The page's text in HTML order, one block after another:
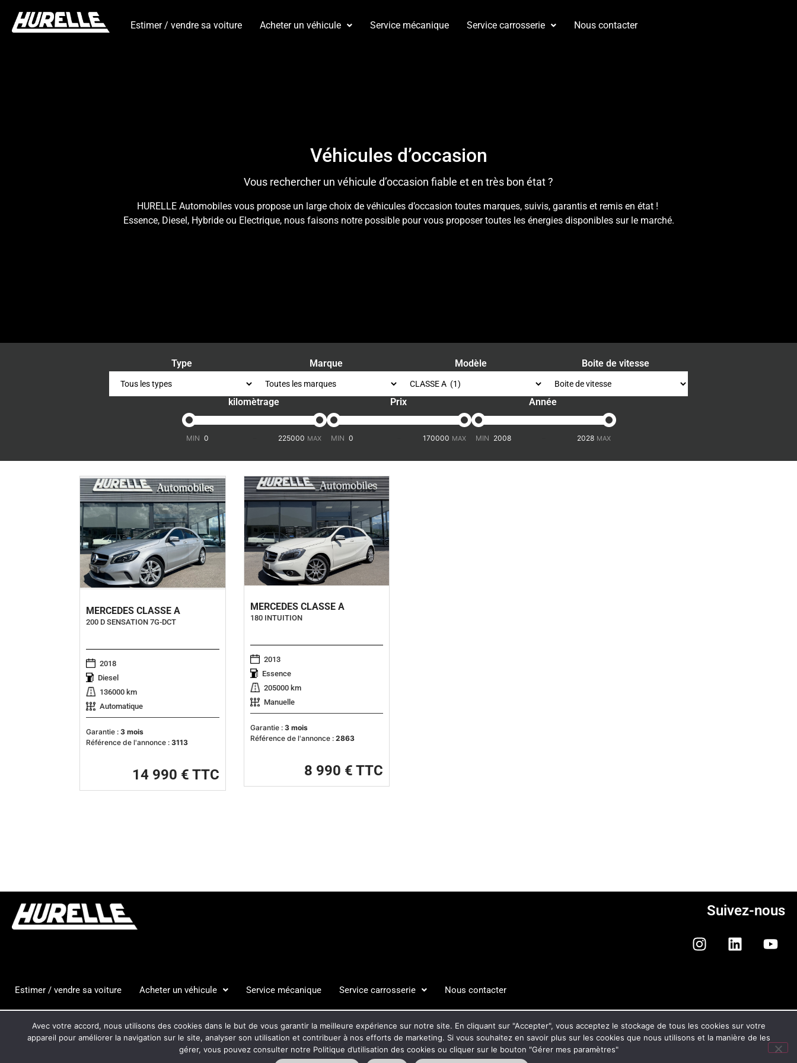
Estimer / vendre sa voiture Acheter un véhicule Service mécanique Service carrosserie Nous contacter
Véhicules d’occasion
Vous rechercher un véhicule d’occasion fiable et en très bon état ?
HURELLE Automobiles vous propose un large choix de véhicules d’occasion toutes marques, suivis, garantis et remis en état !
Essence, Diesel, Hybride ou Electrique, nous faisons notre possible pour vous proposer toutes les énergies disponibles sur le marché.
Type Marque Modèle Boite de vitesse
kilomètrage Prix Année
MERCEDES CLASSE A
200 D SENSATION 7G-DCT
2018
Diesel
136000 km
Automatique
Garantie :3 mois
Référence de l'annonce :3113
14 990 € TTC
MERCEDES CLASSE A
180 INTUITION
2013
Essence
205000 km
Manuelle
Garantie : 3 mois
Référence de l'annonce : 2863
8 990 € TTC
Suivez-nous
Estimer / vendre sa voiture Acheter un véhicule Service mécanique Service carrosserie Nous contacter
HURELLE
AUTOMOBILES
CGV MENTIONS LÉGALES POLITIQUE DE CONFIDENTIALITÉ ET DES COOKIES
Avec votre accord, nous utilisons des cookies dans le but de vous garantir la meilleure expérience sur notre site. En cliquant sur "Accepter", vous acceptez le stockage de tous les cookies sur votre
appareil pour améliorer la navigation sur le site, analyser son utilisation et contribuer à nos efforts de marketing. Si vous souhaitez en savoir plus sur les cookies que nous utilisons et la manière de les
gérer, vous pouvez consulter notre Politique d’utilisation des cookies ou cliquer sur le bouton "Gérer mes paramètres"